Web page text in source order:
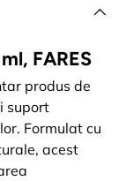
FARES
produs de
suport
Formulat cu
acest